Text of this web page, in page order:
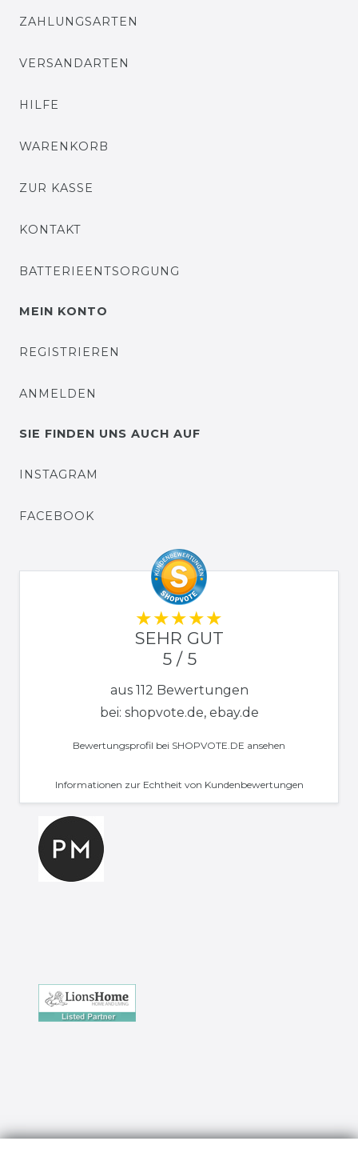
ZAHLUNGSARTEN
VERSANDARTEN
HILFE
WARENKORB
ZUR KASSE
KONTAKT
BATTERIEENTSORGUNG
MEIN KONTO
REGISTRIEREN
ANMELDEN
SIE FINDEN UNS AUCH AUF
INSTAGRAM
FACEBOOK
SEHR GUT
5 / 5
aus 112 Bewertungen
bei: shopvote.de, ebay.de
Bewertungsprofil bei SHOPVOTE.DE ansehen
Informationen zur Echtheit von Kundenbewertungen